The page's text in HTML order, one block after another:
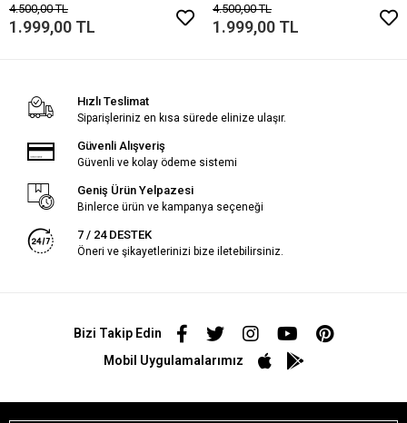
4.500,00 TL
1.999,00 TL
4.500,00 TL
1.999,00 TL
Hızlı Teslimat
Siparişleriniz en kısa sürede elinize ulaşır.
Güvenli Alışveriş
Güvenli ve kolay ödeme sistemi
Geniş Ürün Yelpazesi
Binlerce ürün ve kampanya seçeneği
7 / 24 DESTEK
Öneri ve şikayetlerinizi bize iletebilirsiniz.
Bizi Takip Edin
Mobil Uygulamalarımız